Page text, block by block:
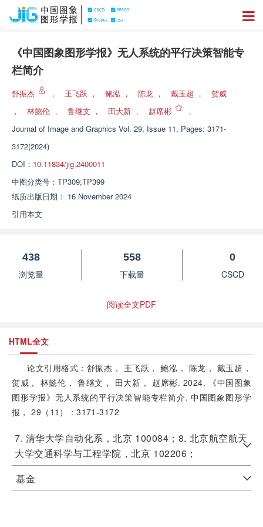
《中国图象图形学报》无人系统的平行决策智能专
栏简介
舒振杰 ， 王飞跃 ， 鲍泓 ， 陈龙 ， 戴玉超 ，
贺威
，
林懿伦 ， 鲁继文 ， 田大新 ， 赵席彬
，
Journal of Image and Graphics Vol. 29, Issue 11, Pages: 3171-
3172(2024)
DOI： 10.11834/jig.2400011
中图分类号： TP309;TP399
纸质出版日期： 16 November 2024
引用本文
438
浏览量
558
下载量
0
CSCD
阅读全文PDF
HTML全文
论文引用格式：舒振杰， 王飞跃， 鲍泓， 陈龙， 戴玉超，
贺威， 林懿伦， 鲁继文， 田大新， 赵席彬. 2024. 《中国图象
图形学报》无人系统的平行决策智能专栏简介. 中国图象图形学
报， 29（11）：3171-3172
7. 清华大学自动化系，北京 100084；8. 北京航空航天
大学交通科学与工程学院，北京 102206；
基金